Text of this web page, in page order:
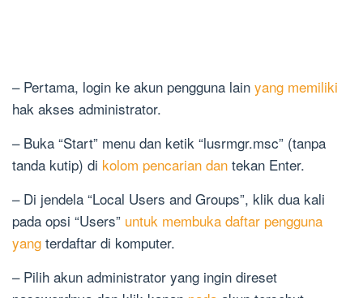
– Pertama, login ke akun pengguna lain yang memiliki
hak akses administrator.
– Buka “Start” menu dan ketik “lusrmgr.msc” (tanpa
tanda kutip) di kolom pencarian dan tekan Enter.
– Di jendela “Local Users and Groups”, klik dua kali
pada opsi “Users” untuk membuka daftar pengguna
yang terdaftar di komputer.
– Pilih akun administrator yang ingin direset